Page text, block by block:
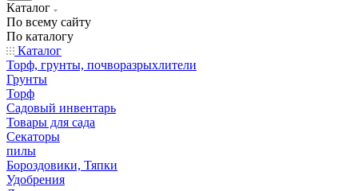
Каталог
По всему сайту
По каталогу
Каталог
Торф, грунты, почворазрыхлители
Грунты
Торф
Садовый инвентарь
Товары для сада
Секаторы
пилы
Бороздовики, Тяпки
Удобрения